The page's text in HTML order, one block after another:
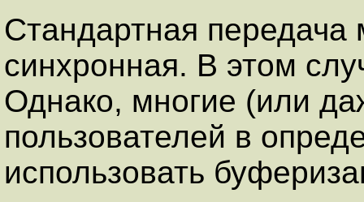
Стандартная передача
синхронная. В этом
Однако, многие (или
пользователей в
использовать